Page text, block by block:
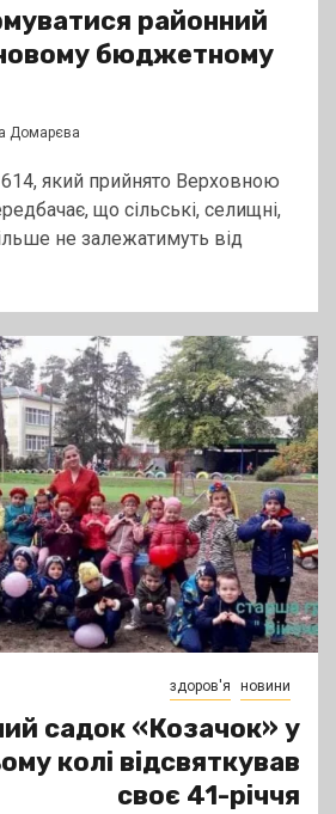
районний
бюджетному
Домарєва
який прийнято Верховною
що сільські, селищні,
не залежатимуть від
здоров'я новини
садок «Козачок» у
колі відсвяткував
своє 41-річчя